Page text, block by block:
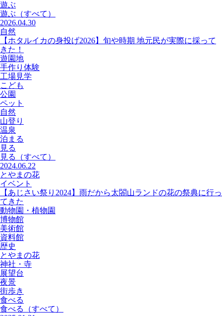
遊ぶ
遊ぶ （すべて）
2026.04.30
自然
【ホタルイカの身投げ2026】旬や時期 地元民が実際に採って
きた！
遊園地
手作り体験
工場見学
こども
公園
ペット
自然
山登り
温泉
泊まる
見る
見る
（すべて）
2024.06.22
とやまの花
イベント
【あじさい祭り2024】雨だから太閤山ランドの花の祭典に行っ
てきた
動物園・植物園
博物館
美術館
資料館
歴史
とやまの花
神社・寺
展望台
夜景
街歩き
食べる
食べる
（すべて）